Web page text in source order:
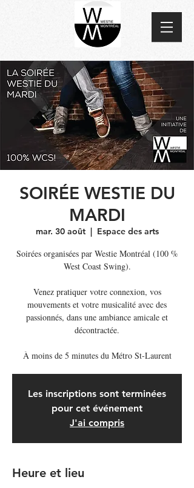
SOIRÉE WESTIE DU
MARDI
mar. 30 août
  |
Espace des arts
Soirées organisées par Westie Montréal (100 %
West Coast Swing).
Venez pratiquer votre connexion, vos
mouvements et votre musicalité avec des
passionnés, dans une ambiance amicale et
décontractée.
À moins de 5 minutes du Métro St-Laurent
Les inscriptions sont terminées
pour cet événement
J'ai compris
Heure et lieu